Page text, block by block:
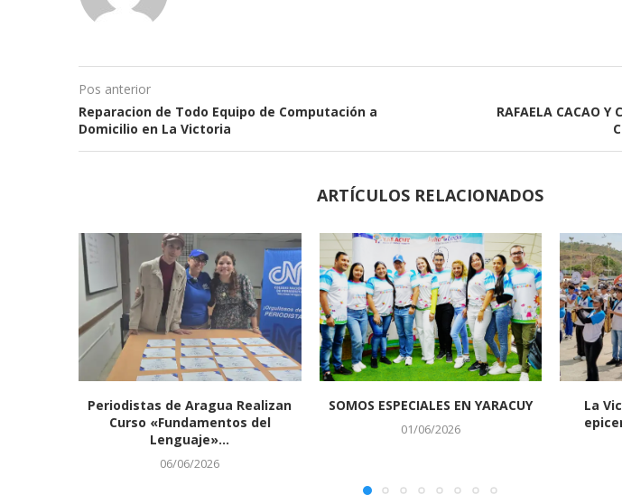
Pos anterior
Reparacion de Todo Equipo de Computación a
Domicilio en La Victoria
RAFAELA CACAO
ARTÍCULOS RELACIONADOS
Periodistas de Aragua Realizan
Curso «Fundamentos del
Lenguaje»...
06/06/2026
SOMOS ESPECIALES EN YARACUY
01/06/2026
La